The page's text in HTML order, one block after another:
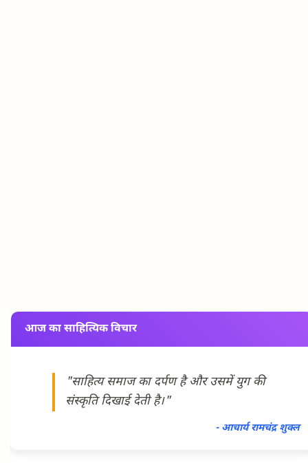
आज का साहित्यिक विचार
"साहित्य समाज का दर्पण है और उसमें युग की
संस्कृति दिखाई देती है।"
- आचार्य रामचंद्र शुक्ल